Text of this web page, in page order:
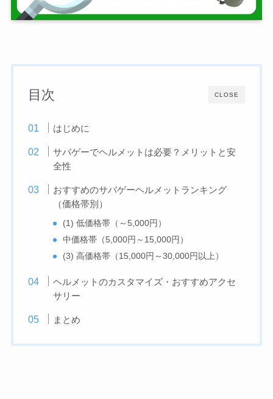
CLOSE
目次
はじめに
サバゲーでヘルメットは必要？メリットと安
全性
おすすめのサバゲーヘルメットランキング
（価格帯別）
(1) 低価格帯（～5,000円）
中価格帯（5,000円～15,000円）
(3) 高価格帯（15,000円～30,000円以上）
ヘルメットのカスタマイズ・おすすめアクセ
サリー
まとめ